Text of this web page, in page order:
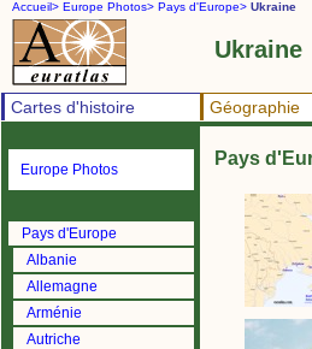
Accueil> Europe Photos> Pays d'Europe> Ukraine
Ukraine
Cartes d'histoire Géographie
Europe Photos
Pays d'Europe
Albanie
Allemagne
Arménie
Autriche
Pays